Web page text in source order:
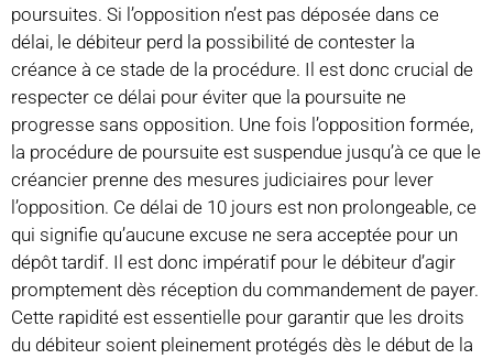
poursuites. Si l’opposition n’est pas déposée dans ce
délai, le débiteur perd la possibilité de contester la
créance à ce stade de la procédure. Il est donc crucial de
respecter ce délai pour éviter que la poursuite ne
progresse sans opposition. Une fois l’opposition formée,
la procédure de poursuite est suspendue jusqu’à ce que le
créancier prenne des mesures judiciaires pour lever
l’opposition. Ce délai de 10 jours est non prolongeable, ce
qui signifie qu’aucune excuse ne sera acceptée pour un
dépôt tardif. Il est donc impératif pour le débiteur d’agir
promptement dès réception du commandement de payer.
Cette rapidité est essentielle pour garantir que les droits
du débiteur soient pleinement protégés dès le début de la